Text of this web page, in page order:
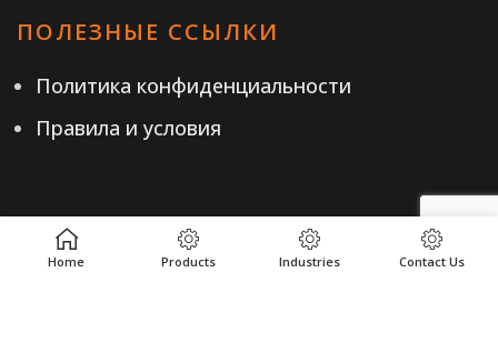
ПОЛЕЗНЫЕ ССЫЛКИ
Политика конфиденциальности
Правила и условия
КОНТАКТ
Home Products Industries Contact Us